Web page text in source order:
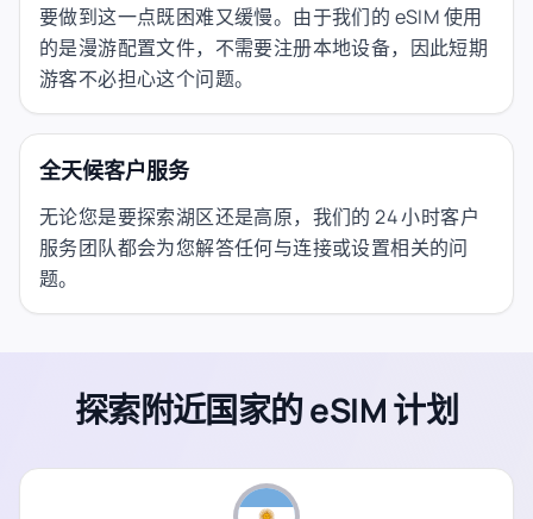
要做到这一点既困难又缓慢。由于我们的 eSIM 使用
的是漫游配置文件，不需要注册本地设备，因此短期
游客不必担心这个问题。
全天候客户服务
无论您是要探索湖区还是高原，我们的 24 小时客户
服务团队都会为您解答任何与连接或设置相关的问
题。
探索附近国家的 eSIM 计划